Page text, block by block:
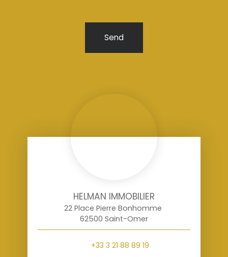
Send
HELMAN IMMOBILIER
22 Place Pierre Bonhomme
62500 Saint-Omer
+33 3 21 88 89 19